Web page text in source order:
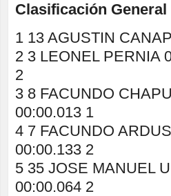
Clasificación General
1 13 AGUSTIN
2 3 LEONEL PERNIA
2
3 8 FACUNDO
00:00.013 1
4 7 FACUNDO
00:00.133 2
5 35 JOSE MANUEL
00:00.064 2